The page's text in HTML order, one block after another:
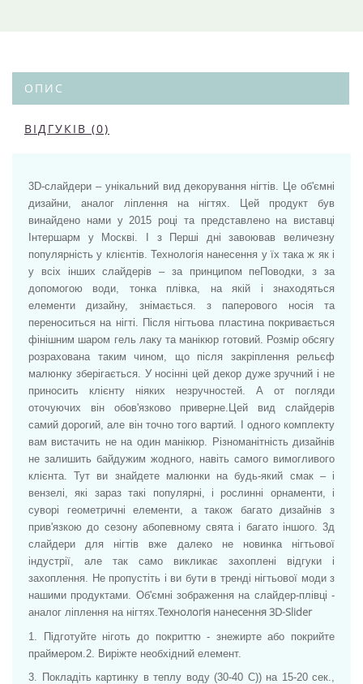
ОПИС
ВІДГУКІВ (0)
3D-слайдери – унікальний вид декорування нігтів. Це об'ємні
дизайни, аналог ліплення на нігтях. Цей продукт був
винайдено нами у 2015 році та представлено на виставці
Інтершарм у Москві. І з Перші дні завоював величезну
популярність у клієнтів. Технологія нанесення у їх така ж як і
у всіх інших слайдерів – за принципом пеПоводки, з за
допомогою води, тонка плівка, на якій і знаходяться
елементи дизайну, знімається. з паперового носія та
переноситься на нігті. Після нігтьова пластина покривається
фінішним шаром гель лаку та манікюр готовий. Розмір обсягу
розрахована таким чином, що після закріплення рельєф
малюнку зберігається. У носінні цей декор дуже зручний і не
приносить клієнту ніяких незручностей. А от погляди
оточуючих він обов'язково приверне. Цей вид слайдерів
самий дорогий, але він точно того вартий. І одного комплекту
вам вистачить не на один манікюр. Різноманітність дизайнів
не залишить байдужим жодного, навіть самого вимогливого
клієнта. Тут ви знайдете малюнки на будь-який смак – і
вензелі, які зараз такі популярні, і рослинні орнаменти, і
суворі геометричні елементи, а також багато дизайнів з
прив'язкою до сезону абопевному свята і багато іншого. 3д
слайдери для нігтів вже далеко не новинка нігтьової
індустрії, але так само викликає захоплені відгуки і
захоплення. Не пропустіть і ви бути в тренді нігтьової моди з
нашими продуктами. Об'ємні зображення на слайдер-плівці -
аналог ліплення на нігтях.Технологія нанесення 3D-Slider
1. Підготуйте ніготь до покриттю - знежирте або покрийте
праймером. 2. Виріжте необхідний елемент.
3. Покладіть картинку в теплу воду (30-40 С)) на 15-20 сек.,